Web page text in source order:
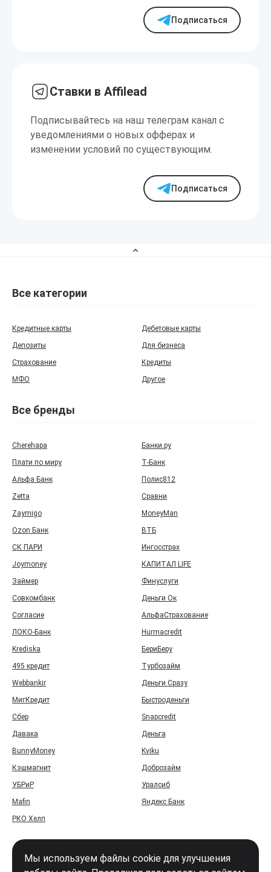
Подписаться
Ставки в Affilead
Подписывайтесь на наш телеграм канал с
уведомлениями о новых офферах и
изменении условий по существующим.
Подписаться
Все категории
Кредитные карты
Дебетовые карты
Депозиты
Для бизнеса
Страхование
Кредиты
МФО
Другое
Все бренды
Cherehapa
Банки.ру
Плати по миру
Т‑Банк
Альфа Банк
Полис812
Zetta
Сравни
Zaymigo
MoneyMan
Ozon Банк
ВТБ
СК ПАРИ
Ингосстрах
Joymoney
КАПИТАЛ LIFE
Займер
Финуслуги
Совкомбанк
Деньги Ок
Согласие
АльфаСтрахование
ЛОКО-Банк
Hurmacredit
Krediska
БериБеру
495 кредит
Турбозайм
Webbankir
Деньги Сразу
МигКредит
Быстроденьги
Сбер
Snapcredit
Давака
Деньга
BunnyMoney
Kviku
Кэшмагнит
Доброзайм
УБРиР
Уралсиб
Mafin
Яндекс Банк
РКО Хелп
Мы используем файлы cookie для улучшения